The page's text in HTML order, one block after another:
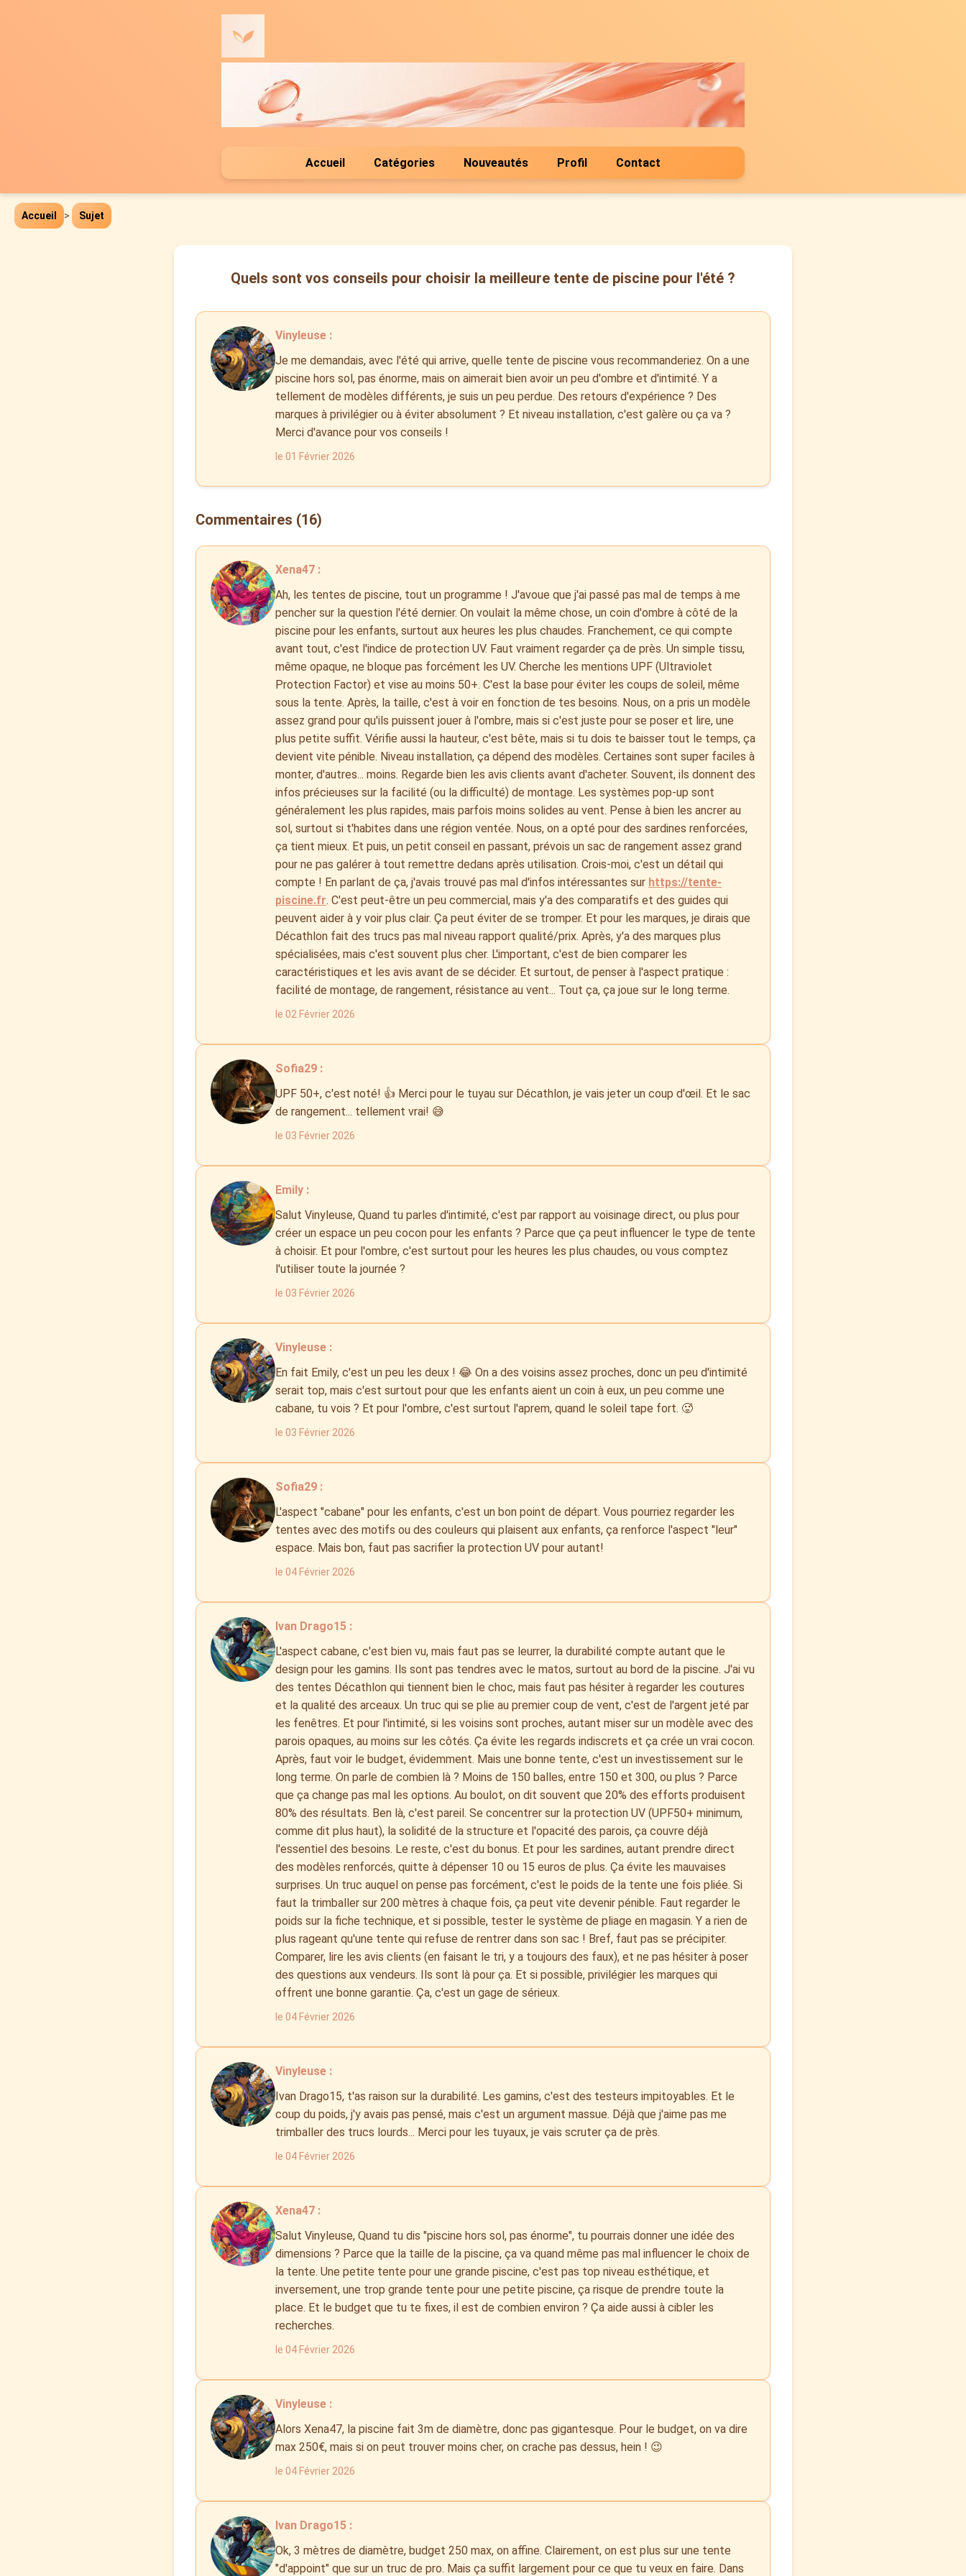
Accueil Catégories Nouveautés Profil Contact
Accueil > Sujet
Quels sont vos conseils pour choisir la meilleure tente de piscine pour l'été ?
Vinyleuse :
Je me demandais, avec l'été qui arrive, quelle tente de piscine vous recommanderiez. On a une
piscine hors sol, pas énorme, mais on aimerait bien avoir un peu d'ombre et d'intimité. Y a
tellement de modèles différents, je suis un peu perdue. Des retours d'expérience ? Des
marques à privilégier ou à éviter absolument ? Et niveau installation, c'est galère ou ça va ?
Merci d'avance pour vos conseils !
le 01 Février 2026
Commentaires (16)
Xena47 :
Ah, les tentes de piscine, tout un programme ! J'avoue que j'ai passé pas mal de temps à me
pencher sur la question l'été dernier. On voulait la même chose, un coin d'ombre à côté de la
piscine pour les enfants, surtout aux heures les plus chaudes. Franchement, ce qui compte
avant tout, c'est l'indice de protection UV. Faut vraiment regarder ça de près. Un simple tissu,
même opaque, ne bloque pas forcément les UV. Cherche les mentions UPF (Ultraviolet
Protection Factor) et vise au moins 50+. C'est la base pour éviter les coups de soleil, même
sous la tente. Après, la taille, c'est à voir en fonction de tes besoins. Nous, on a pris un modèle
assez grand pour qu'ils puissent jouer à l'ombre, mais si c'est juste pour se poser et lire, une
plus petite suffit. Vérifie aussi la hauteur, c'est bête, mais si tu dois te baisser tout le temps, ça
devient vite pénible. Niveau installation, ça dépend des modèles. Certaines sont super faciles à
monter, d'autres... moins. Regarde bien les avis clients avant d'acheter. Souvent, ils donnent des
infos précieuses sur la facilité (ou la difficulté) de montage. Les systèmes pop-up sont
généralement les plus rapides, mais parfois moins solides au vent. Pense à bien les ancrer au
sol, surtout si t'habites dans une région ventée. Nous, on a opté pour des sardines renforcées,
ça tient mieux. Et puis, un petit conseil en passant, prévois un sac de rangement assez grand
pour ne pas galérer à tout remettre dedans après utilisation. Crois-moi, c'est un détail qui
compte ! En parlant de ça, j'avais trouvé pas mal d'infos intéressantes sur https://tente-
piscine.fr. C'est peut-être un peu commercial, mais y'a des comparatifs et des guides qui
peuvent aider à y voir plus clair. Ça peut éviter de se tromper. Et pour les marques, je dirais que
Décathlon fait des trucs pas mal niveau rapport qualité/prix. Après, y'a des marques plus
spécialisées, mais c'est souvent plus cher. L'important, c'est de bien comparer les
caractéristiques et les avis avant de se décider. Et surtout, de penser à l'aspect pratique :
facilité de montage, de rangement, résistance au vent... Tout ça, ça joue sur le long terme.
le 02 Février 2026
Sofia29 :
UPF 50+, c'est noté! 👍 Merci pour le tuyau sur Décathlon, je vais jeter un coup d'œil. Et le sac
de rangement... tellement vrai! 😅
le 03 Février 2026
Emily :
Salut Vinyleuse, Quand tu parles d'intimité, c'est par rapport au voisinage direct, ou plus pour
créer un espace un peu cocon pour les enfants ? Parce que ça peut influencer le type de tente
à choisir. Et pour l'ombre, c'est surtout pour les heures les plus chaudes, ou vous comptez
l'utiliser toute la journée ?
le 03 Février 2026
Vinyleuse :
En fait Emily, c'est un peu les deux ! 😂 On a des voisins assez proches, donc un peu d'intimité
serait top, mais c'est surtout pour que les enfants aient un coin à eux, un peu comme une
cabane, tu vois ? Et pour l'ombre, c'est surtout l'aprem, quand le soleil tape fort. 🥵
le 03 Février 2026
Sofia29 :
L'aspect "cabane" pour les enfants, c'est un bon point de départ. Vous pourriez regarder les
tentes avec des motifs ou des couleurs qui plaisent aux enfants, ça renforce l'aspect "leur"
espace. Mais bon, faut pas sacrifier la protection UV pour autant!
le 04 Février 2026
Ivan Drago15 :
L'aspect cabane, c'est bien vu, mais faut pas se leurrer, la durabilité compte autant que le
design pour les gamins. Ils sont pas tendres avec le matos, surtout au bord de la piscine. J'ai vu
des tentes Décathlon qui tiennent bien le choc, mais faut pas hésiter à regarder les coutures
et la qualité des arceaux. Un truc qui se plie au premier coup de vent, c'est de l'argent jeté par
les fenêtres. Et pour l'intimité, si les voisins sont proches, autant miser sur un modèle avec des
parois opaques, au moins sur les côtés. Ça évite les regards indiscrets et ça crée un vrai cocon.
Après, faut voir le budget, évidemment. Mais une bonne tente, c'est un investissement sur le
long terme. On parle de combien là ? Moins de 150 balles, entre 150 et 300, ou plus ? Parce
que ça change pas mal les options. Au boulot, on dit souvent que 20% des efforts produisent
80% des résultats. Ben là, c'est pareil. Se concentrer sur la protection UV (UPF50+ minimum,
comme dit plus haut), la solidité de la structure et l'opacité des parois, ça couvre déjà
l'essentiel des besoins. Le reste, c'est du bonus. Et pour les sardines, autant prendre direct
des modèles renforcés, quitte à dépenser 10 ou 15 euros de plus. Ça évite les mauvaises
surprises. Un truc auquel on pense pas forcément, c'est le poids de la tente une fois pliée. Si
faut la trimballer sur 200 mètres à chaque fois, ça peut vite devenir pénible. Faut regarder le
poids sur la fiche technique, et si possible, tester le système de pliage en magasin. Y a rien de
plus rageant qu'une tente qui refuse de rentrer dans son sac ! Bref, faut pas se précipiter.
Comparer, lire les avis clients (en faisant le tri, y a toujours des faux), et ne pas hésiter à poser
des questions aux vendeurs. Ils sont là pour ça. Et si possible, privilégier les marques qui
offrent une bonne garantie. Ça, c'est un gage de sérieux.
le 04 Février 2026
Vinyleuse :
Ivan Drago15, t'as raison sur la durabilité. Les gamins, c'est des testeurs impitoyables. Et le
coup du poids, j'y avais pas pensé, mais c'est un argument massue. Déjà que j'aime pas me
trimballer des trucs lourds... Merci pour les tuyaux, je vais scruter ça de près.
le 04 Février 2026
Xena47 :
Salut Vinyleuse, Quand tu dis "piscine hors sol, pas énorme", tu pourrais donner une idée des
dimensions ? Parce que la taille de la piscine, ça va quand même pas mal influencer le choix de
la tente. Une petite tente pour une grande piscine, c'est pas top niveau esthétique, et
inversement, une trop grande tente pour une petite piscine, ça risque de prendre toute la
place. Et le budget que tu te fixes, il est de combien environ ? Ça aide aussi à cibler les
recherches.
le 04 Février 2026
Vinyleuse :
Alors Xena47, la piscine fait 3m de diamètre, donc pas gigantesque. Pour le budget, on va dire
max 250€, mais si on peut trouver moins cher, on crache pas dessus, hein ! 😉
le 04 Février 2026
Ivan Drago15 :
Ok, 3 mètres de diamètre, budget 250 max, on affine. Clairement, on est plus sur une tente
"d'appoint" que sur un truc de pro. Mais ça suffit largement pour ce que tu veux en faire. Dans